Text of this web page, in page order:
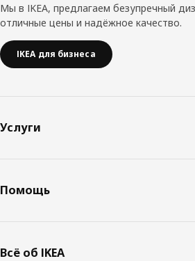
Мы в IKEA, предлагаем безупречный
отличные цены и надёжное качество.
IKEA для бизнеса
Услуги
Помощь
Всё об IKEA